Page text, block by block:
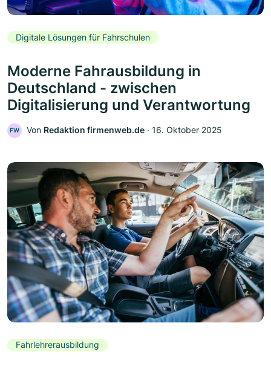
Digitale Lösungen für Fahrschulen
Moderne Fahrausbildung in
Deutschland - zwischen
Digitalisierung und Verantwortung
FW Von Redaktion firmenweb.de ‧ 16. Oktober 2025
Fahrlehrerausbildung